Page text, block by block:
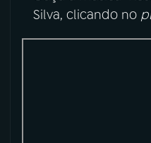
08 FESTIVAL DE
Silva, clicando no